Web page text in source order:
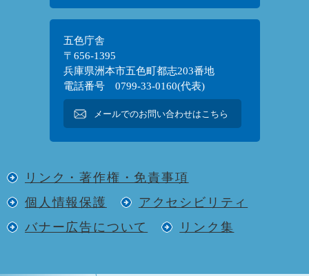
五色庁舎
〒656-1395
兵庫県洲本市五色町都志203番地
電話番号 0799-33-0160(代表)
メールでのお問い合わせはこちら
リンク・著作権・免責事項
個人情報保護
アクセシビリティ
バナー広告について
リンク集